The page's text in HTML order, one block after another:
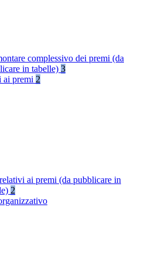
complessivo dei premi (da
in tabelle) 3
ai premi 2
ai premi (da pubblicare in
2